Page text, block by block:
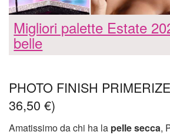
Migliori palette Estate
belle
PHOTO FINISH
36,50 €)
Amatissimo da chi ha la pelle secca,